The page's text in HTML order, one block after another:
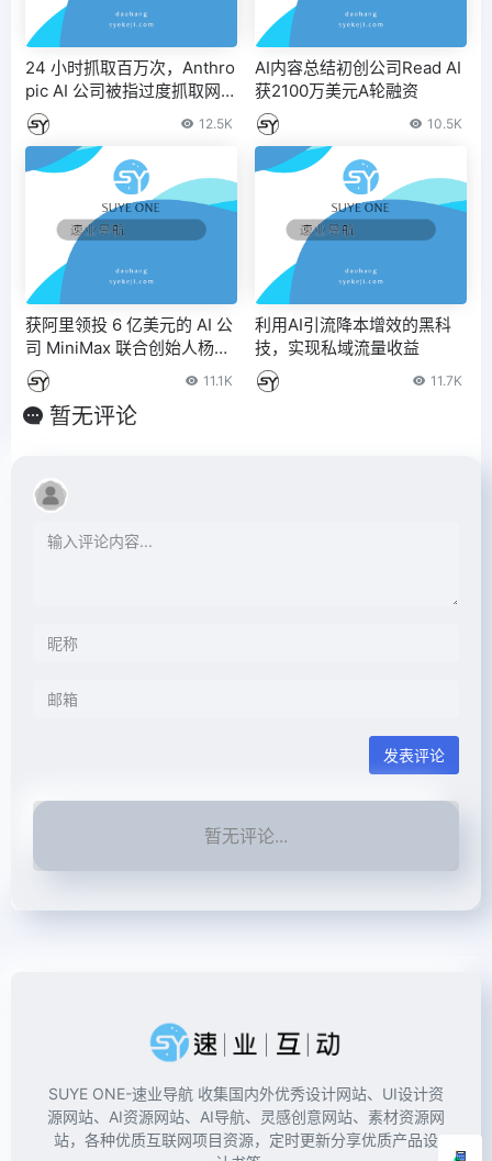
24 小时抓取百万次，Anthro
pic AI 公司被指过度抓取网站
数据 – IT之家
12.5K
AI内容总结初创公司Read AI
获2100万美元A轮融资
10.5K
获阿里领投 6 亿美元的 AI 公
司 MiniMax 联合创始人杨斌
被曝离职，去向暂时未知11.1K
利用AI引流降本增效的黑科
技，实现私域流量收益
11.7K
暂无评论
发表评论
暂无评论...
SUYE ONE-速业导航 收集国内外优秀设计网站、UI设计资
源网站、AI资源网站、AI导航、灵感创意网站、素材资源网
站，各种优质互联网项目资源，定时更新分享优质产品设